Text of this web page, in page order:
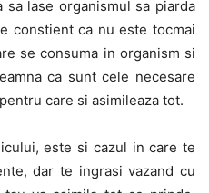
lase organismul sa piarda
constient ca nu este tocmai
se consuma in organism si
ca sunt cele necesare
care si asimileaza tot.
este si cazul in care te
dar te ingrasi vazand cu